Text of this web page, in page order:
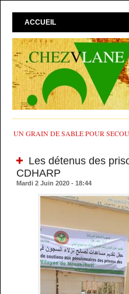
ACCUEIL
UN GRAIN DE SABLE POUR
Les détenus des
CDHARP
Mardi 2 Juin 2020 - 18:44